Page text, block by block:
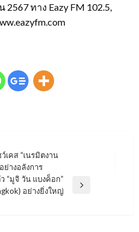
ทาง Eazy FM 102.5,
เคส “เนรมิตงาน
ย่างอลังการ
“มูจิ วัน แบงค็อก”
อย่างยิ่งใหญ่